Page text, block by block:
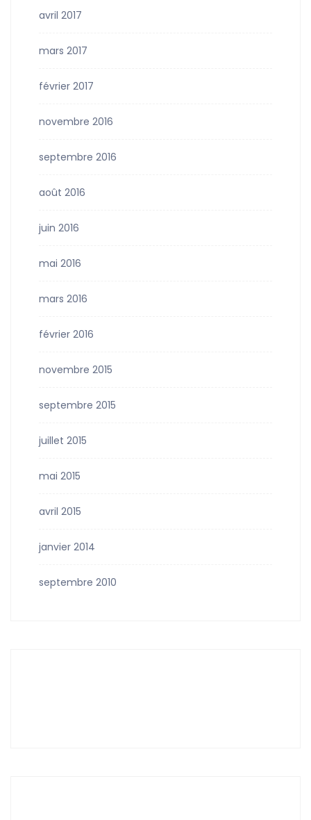
avril 2017
mars 2017
février 2017
novembre 2016
septembre 2016
août 2016
juin 2016
mai 2016
mars 2016
février 2016
novembre 2015
septembre 2015
juillet 2015
mai 2015
avril 2015
janvier 2014
septembre 2010